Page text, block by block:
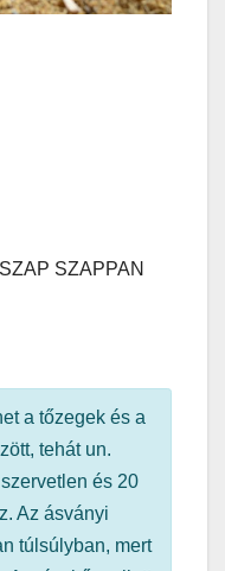
SZAPPAN
a tőzegek és a
tehát un.
és 20
Az ásványi
túlsúlyban, mert